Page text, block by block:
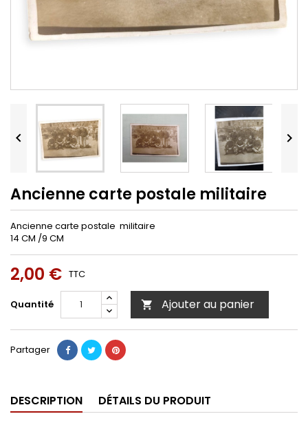
 
Ancienne carte postale militaire
Ancienne carte postale militaire
14 CM /9 CM
2,00 € TTC
Quantité  Ajouter au panier
Partager
DESCRIPTION DÉTAILS DU PRODUIT